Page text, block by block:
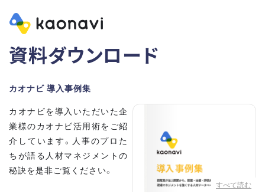
資料ダウンロード
カオナビ 導入事例集
すべて読む
カオナビを導入いただいた企
業様のカオナビ活用術をご紹
介しています。人事のプロた
ちが語る人材マネジメントの
秘訣を是非ご覧ください。